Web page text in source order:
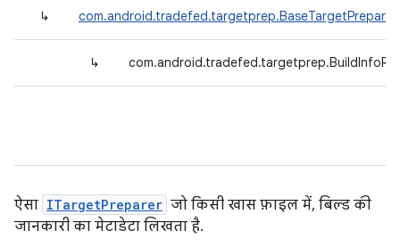
↳ com.android.tradefed.targetprep.BaseTargetPreparer
↳
ऐसा ITargetPreparer जो किसी खास फ़ाइल में, बिल्ड की
जानकारी का मेटाडेटा लिखता है.